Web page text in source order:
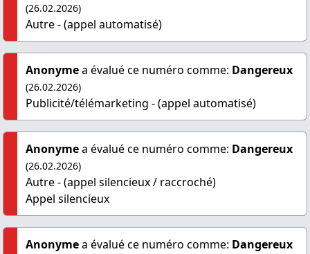
(26.02.2026)
Autre - (appel automatisé)
Anonymea évalué ce numéro comme: Dangereux
(26.02.2026)
Publicité/télémarketing - (appel automatisé)
Anonymea évalué ce numéro comme: Dangereux
(26.02.2026)
Autre - (appel silencieux / raccroché)
Appel silencieux
Anonymea évalué ce numéro comme: Dangereux